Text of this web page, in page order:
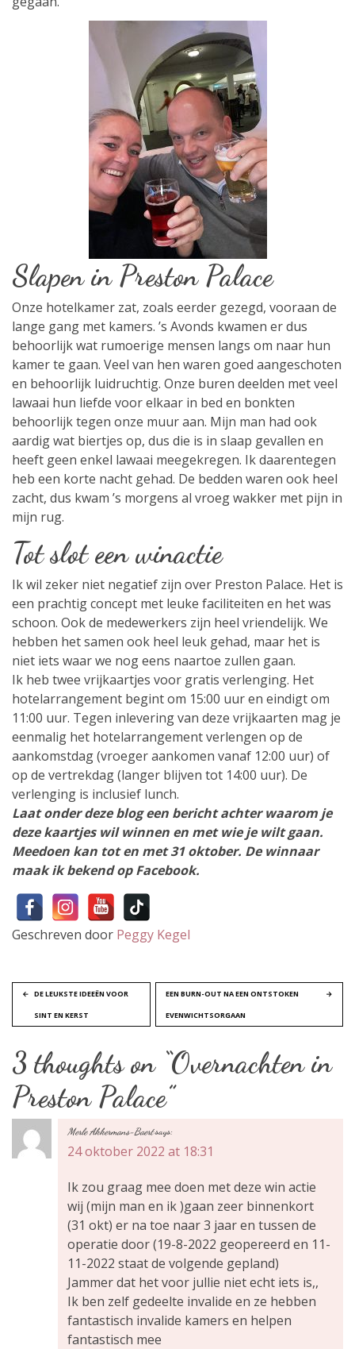
Slapen in Preston Palace
Onze hotelkamer zat, zoals eerder gezegd, vooraan de
lange gang met kamers. ’s Avonds kwamen er dus
behoorlijk wat rumoerige mensen langs om naar hun
kamer te gaan. Veel van hen waren goed aangeschoten
en behoorlijk luidruchtig. Onze buren deelden met veel
lawaai hun liefde voor elkaar in bed en bonkten
behoorlijk tegen onze muur aan. Mijn man had ook
aardig wat biertjes op, dus die is in slaap gevallen en
heeft geen enkel lawaai meegekregen. Ik daarentegen
heb een korte nacht gehad. De bedden waren ook heel
zacht, dus kwam ’s morgens al vroeg wakker met pijn in
mijn rug.
Tot slot een winactie
Ik wil zeker niet negatief zijn over Preston Palace. Het is
een prachtig concept met leuke faciliteiten en het was
schoon. Ook de medewerkers zijn heel vriendelijk. We
hebben het samen ook heel leuk gehad, maar het is
niet iets waar we nog eens naartoe zullen gaan.
Ik heb twee vrijkaartjes voor gratis verlenging. Het
hotelarrangement begint om 15:00 uur en eindigt om
11:00 uur. Tegen inlevering van deze vrijkaarten mag je
eenmalig het hotelarrangement verlengen op de
aankomstdag (vroeger aankomen vanaf 12:00 uur) of
op de vertrekdag (langer blijven tot 14:00 uur). De
verlenging is inclusief lunch.
Laat onder deze blog een bericht achter waarom je
deze kaartjes wil winnen en met wie je wilt gaan.
Meedoen kan tot en met 31 oktober. De winnaar
maak ik bekend op Facebook.
Geschreven door Peggy Kegel
B
e
r
i
h
DE LEUKSTE IDEEËN VOOR
SINT EN KERST
EEN BURN-OUT NA EEN ONTSTOKEN
EVENWICHTSORGAAN
3 thoughts on “Overnachten in
Preston Palace”
Merle Akkermans-Baert says:
24 oktober 2022 at 18:31
Ik zou graag mee doen met deze win actie
wij (mijn man en ik )gaan zeer binnenkort
(31 okt) er na toe naar 3 jaar en tussen de
operatie door (19-8-2022 geopereerd en 11-
11-2022 staat de volgende gepland)
Jammer dat het voor jullie niet echt iets is,,
Ik ben zelf gedeelte invalide en ze hebben
fantastisch invalide kamers en helpen
fantastisch mee